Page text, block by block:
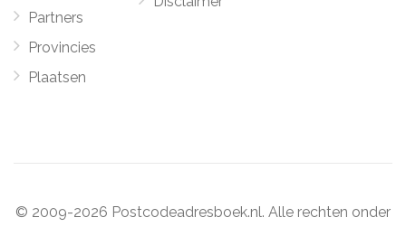
Partners
Provincies
Plaatsen
© 2009-2026 Postcodeadresboek.nl. Alle rechten onder